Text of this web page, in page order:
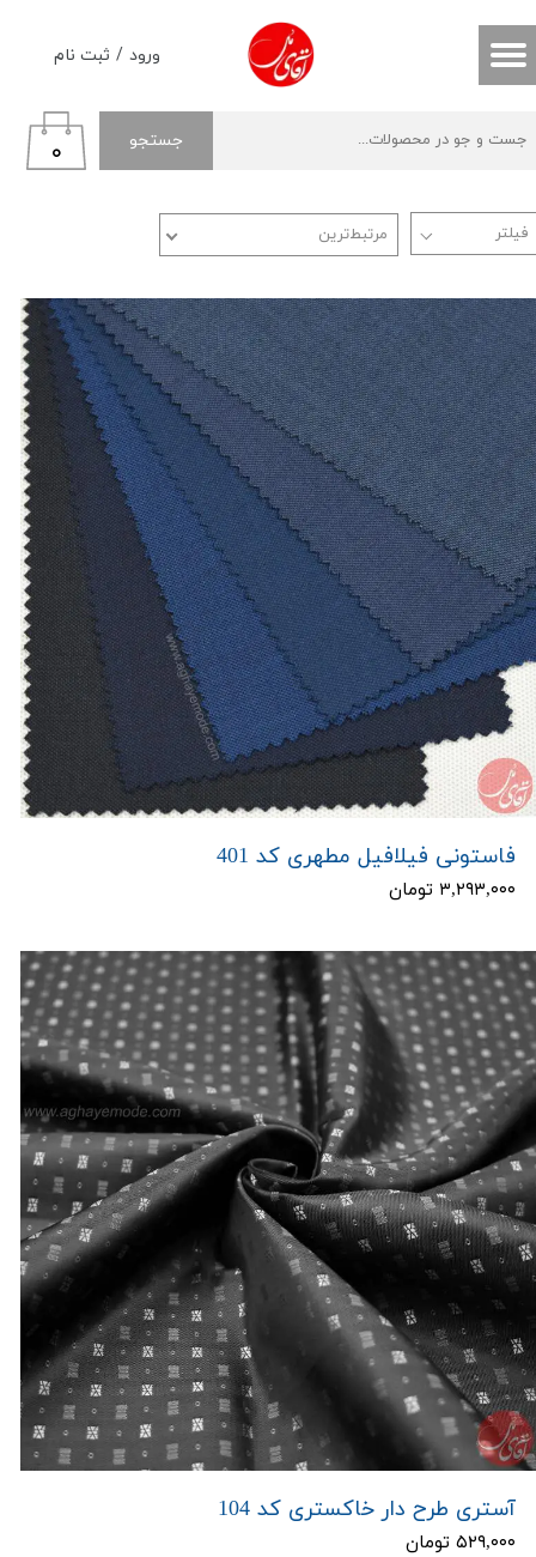
ورود / ثبت نام
حساب کاربری من
خروج از حساب کاربری
جستجو ۰
مرتبط‌ترین
فاستونی فیلافیل مطهری کد 401
۳,۲۹۳,۰۰۰ تومان
آستری طرح دار خاکستری کد 104
۵۲۹,۰۰۰ تومان